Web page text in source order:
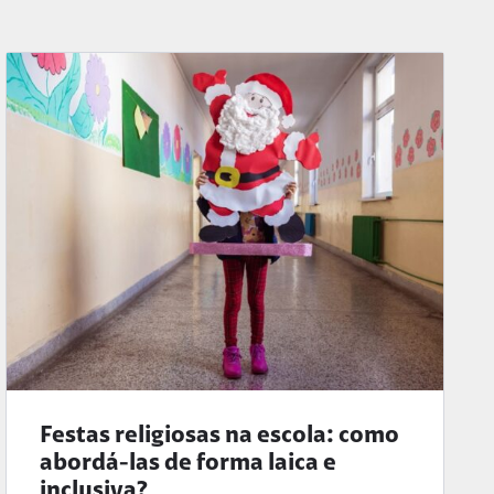
Festas religiosas na escola: como
abordá-las de forma laica e